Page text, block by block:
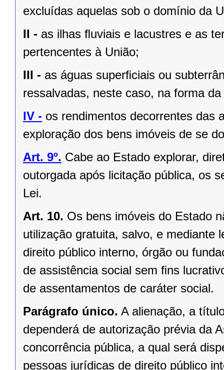
excluídas aquelas sob o domínio da
II - as ilhas ﬂuviais e lacustres e as
pertencentes à União;
III - as águas superﬁciais ou
ressalvadas, neste caso, na forma
IV - os rendimentos decorrentes das
exploração dos bens imóveis de se
Art. 9º. Cabe ao Estado explorar,
outorgada após licitação pública, os
Lei.
Art. 10. Os bens imóveis do Estado
utilização gratuita, salvo, e mediante
direito público interno, órgão ou
de assistência social sem ﬁns
de assentamentos de caráter social.
Parágrafo único. A alienação, a
dependerá de autorização prévia da
concorrência pública, a qual será
pessoas jurídicas de direito público